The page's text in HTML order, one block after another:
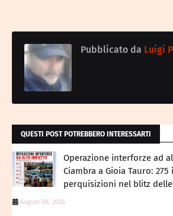
Pubblicato da Luigi
QUESTI POST POTREBBERO INTERESSARTI
Operazione interforze ad
Ciambra a Gioia Tauro:
perquisizioni nel blitz
August 08, 2026